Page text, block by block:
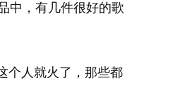
中，有几件很好的歌
个人就火了，那些都